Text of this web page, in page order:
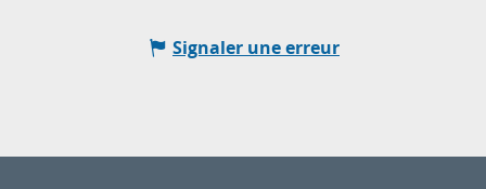
Signaler une erreur